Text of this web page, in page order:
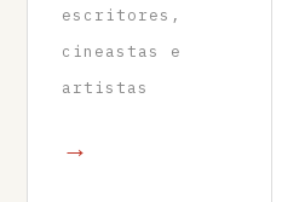
escritores,
cineastas e
artistas
→